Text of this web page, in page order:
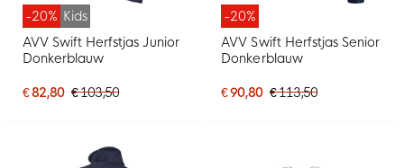
-20% Kids
AVV Swift Herfstjas Junior
Donkerblauw
€ 82,80 € 103,50
-20%
AVV Swift Herfstjas Senior
Donkerblauw
€ 90,80 € 113,50